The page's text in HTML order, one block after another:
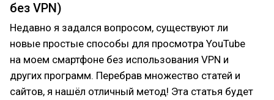
без VPN)
Недавно я задался вопросом, существуют ли
новые простые способы для просмотра YouTube
на моем смартфоне без использования VPN и
других программ. Перебрав множество статей и
сайтов, я нашёл отличный метод! Эта статья будет